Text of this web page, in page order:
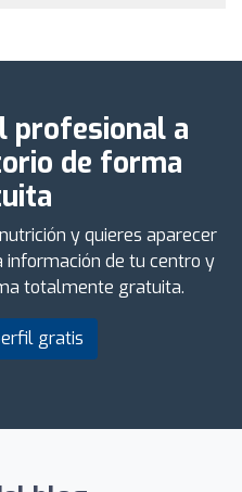
profesional a
de forma
y quieres aparecer
información de tu centro y
totalmente gratuita.
gratis